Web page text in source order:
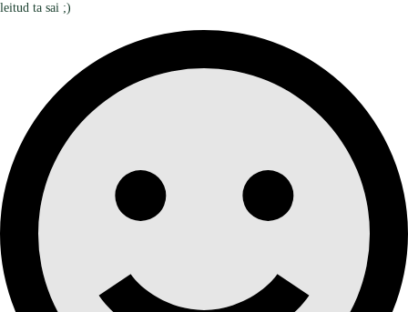
leitud ta sai ;)